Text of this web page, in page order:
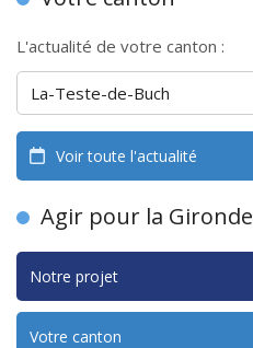
L'actualité de votre canton :
Voir toute l'actualité
Agir pour la Gironde
Notre projet
Votre canton